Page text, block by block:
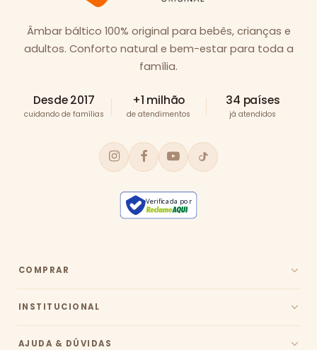
Âmbar báltico 100% original para bebês, crianças e
adultos. Conforto natural e bem-estar para toda a
família.
Desde 2017
cuidando de famílias
+1 milhão
de atendimentos
34 países
já atendidos
Verificada por
COMPRAR
INSTITUCIONAL
AJUDA & DÚVIDAS